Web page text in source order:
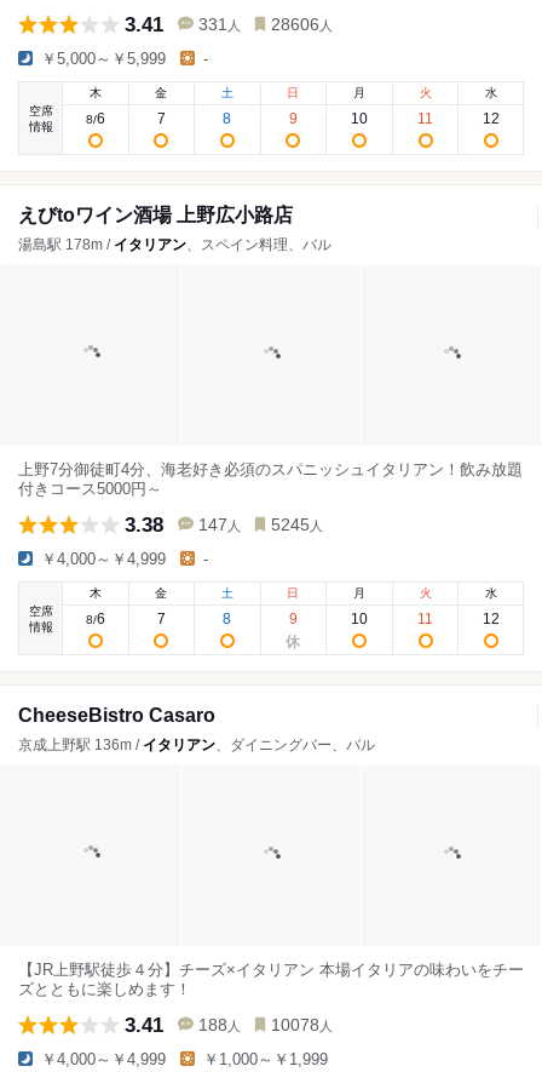
3.41 331 人 28606 人
￥5,000～￥5,999 -
空席
情報
木
8/6
金
7
土
8
日
9
月
10
火
11
水
12
えびtoワイン酒場 上野広小路店
湯島駅 178m / イタリアン、スペイン料理、バル
上野7分御徒町4分、海老好き必須のスパニッシュイタリアン！飲み放題
付きコース5000円～
3.38 147 人 5245 人
￥4,000～￥4,999 -
空席
情報
木
8/6
金
7
土
8
日
9
月
10
火
11
水
12
CheeseBistro Casaro
京成上野駅 136m / イタリアン、ダイニングバー、バル
【JR上野駅徒歩４分】チーズ×イタリアン 本場イタリアの味わいをチー
ズとともに楽しめます！
3.41 188 人 10078 人
￥4,000～￥4,999 ￥1,000～￥1,999